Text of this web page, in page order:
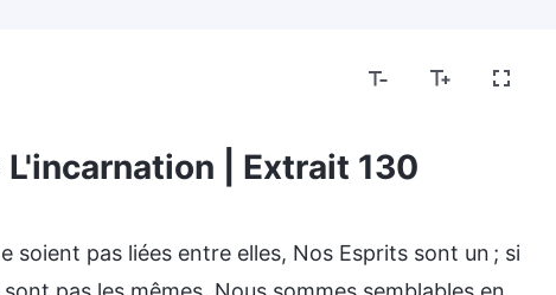
Mystères sur de la Bible Dévoiler les idées
| Extrait 130
soient pas liées entre elles, Nos Esprits sont un ; si